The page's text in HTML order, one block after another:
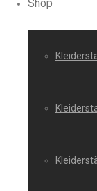
Shop